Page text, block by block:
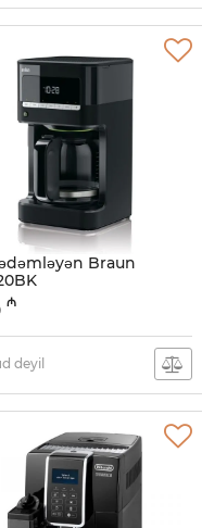
Braun
005038482
₼
deyil